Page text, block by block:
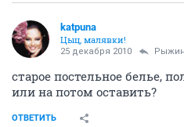
katpuna
Цыц, малявки!
25 декабря 2010
старое постельное белье,
или на потом оставить?
ОТВЕТИТЬ